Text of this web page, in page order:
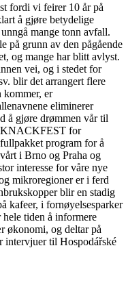
fordi vi feirer 10 år på
å gjøre betydelige
mange tonn avfall.
på grunn av den pågående
og mange har blitt avlyst.
vei, og i stedet for
blir det arrangert flere
kommer, er
eliminerer
å gjøre drømmen vår til
for
program for å
i Brno og Praha og
interesse for våre nye
mikroregioner er i ferd
blir en stadig
kafeer, i fornøyelsesparker
tiden å informere
økonomi, og deltar på
intervjuer til Hospodářské